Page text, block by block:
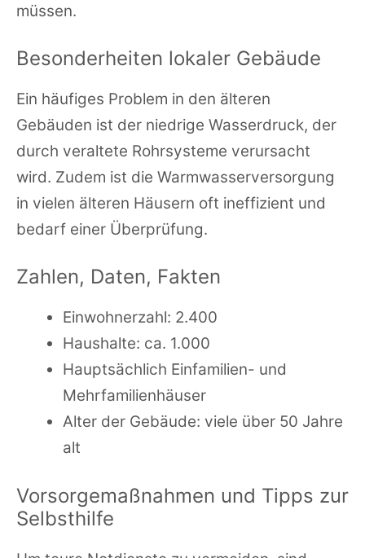
müssen.
Besonderheiten lokaler Gebäude
Ein häufiges Problem in den älteren
Gebäuden ist der niedrige Wasserdruck, der
durch veraltete Rohrsysteme verursacht
wird. Zudem ist die Warmwasserversorgung
in vielen älteren Häusern oft ineffizient und
bedarf einer Überprüfung.
Zahlen, Daten, Fakten
Einwohnerzahl: 2.400
Haushalte: ca. 1.000
Hauptsächlich Einfamilien- und
Mehrfamilienhäuser
Alter der Gebäude: viele über 50 Jahre
alt
Vorsorgemaßnahmen und Tipps zur
Selbsthilfe